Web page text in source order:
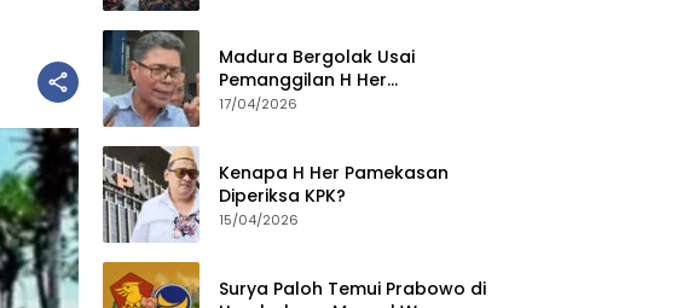
Madura Bergolak Usai
Pemanggilan H Her
Pamekasan, Faizal Assegaf
17/04/2026
Kenapa H Her Pamekasan
Diperiksa KPK?
15/04/2026
Surya Paloh Temui Prabowo di